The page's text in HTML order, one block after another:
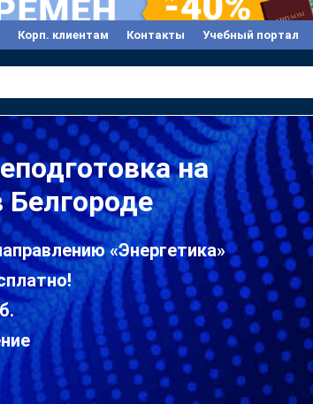
Корп. клиентам Контакты Учебный портал
на
Белгороде
«Энергетика»